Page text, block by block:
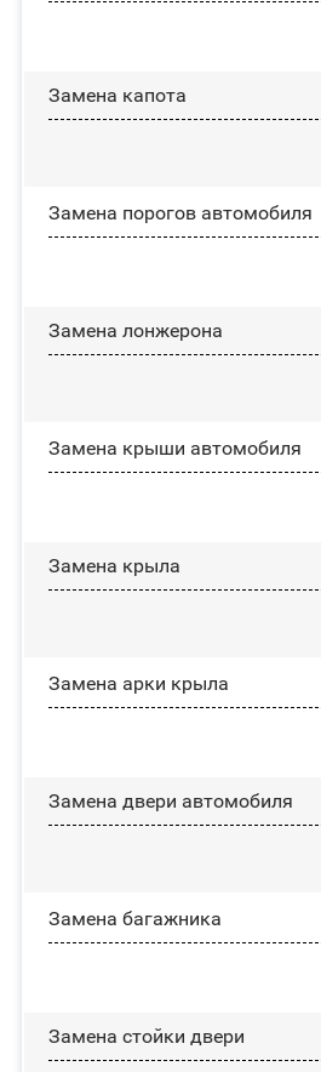
Замена капота
Замена порогов автомобиля
Замена лонжерона
Замена крыши автомобиля
Замена крыла
Замена арки крыла
Замена двери автомобиля
Замена багажника
Зaмeнa cтoйĸи двepи